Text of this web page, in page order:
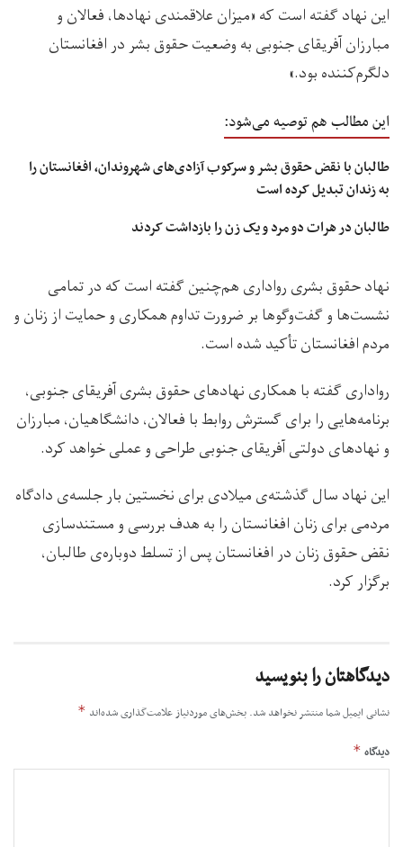
این نهاد گفته است که «میزان علاقمندی نهادها، فعالان و
مبارزان آفریقای جنوبی به وضعیت حقوق بشر در افغانستان
دلگرم‌کننده بود.»
این مطالب هم توصیه می‌شود:
طالبان با نقض حقوق بشر و سرکوب آزادی‌های شهروندان، افغانستان را
به زندان تبدیل کرده است
طالبان در هرات دو مرد و یک زن را بازداشت کردند
نهاد حقوق بشری رواداری هم‌چنین گفته است که در تمامی
نشست‌ها و گفت‌وگوها بر ضرورت تداوم همکاری و حمایت از زنان و
مردم افغانستان تأکید شده است.
رواداری گفته با همکاری نهادهای حقوق بشری آفریقای جنوبی،
برنامه‌هایی را برای گسترش روابط با فعالان، دانشگاهیان، مبارزان
و نهادهای دولتی آفریقای جنوبی طراحی و عملی خواهد کرد.
این نهاد سال گذشته‌ی میلادی برای نخستین بار جلسه‌ی دادگاه
مردمی برای زنان افغانستان را به هدف بررسی و مستندسازی
نقض حقوق زنان در افغانستان پس از تسلط دوباره‌ی طالبان،
برگزار کرد.
دیدگاهتان را بنویسید
نشانی ایمیل شما منتشر نخواهد شد. بخش‌های موردنیاز علامت‌گذاری شده‌اند *
دیدگاه *